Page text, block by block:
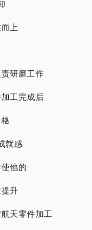
上
研磨工作
工完成后
就感
他的
升
天零件加工